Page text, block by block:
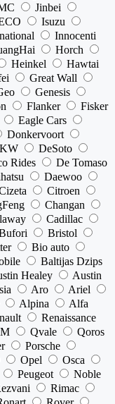
Jinbei
Isuzu
Innocenti
Horch
Heinkel
Hawtai
Great Wall
Genesis
Flanker
Fisker
Eagle Cars
Donkervoort
DeSoto
Rides
De Tomaso
Daewoo
Citroen
Changan
Cadillac
Bristol
Bio auto
Baltijas Dzips
Healey
Austin
Aro
Ariel
Alpina
Alfa
Renaissance
Qvale
Qoros
Porsche
Opel
Osca
Peugeot
Noble
Rimac